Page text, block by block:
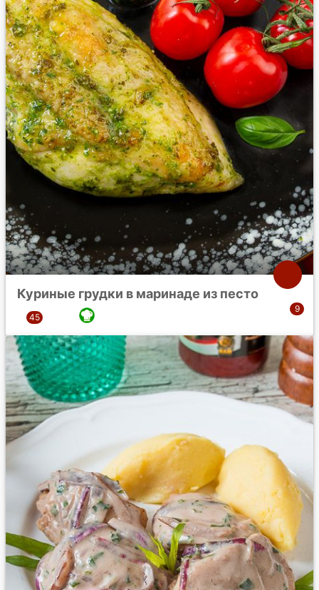
Куриные грудки в маринаде из песто